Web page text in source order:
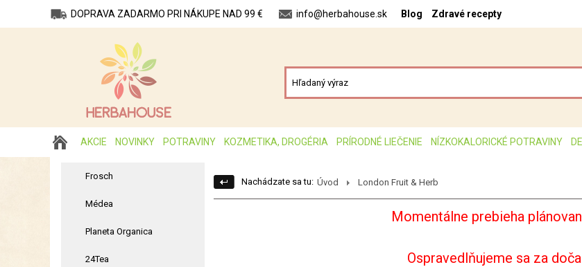
DOPRAVA ZADARMO PRI NÁKUPE NAD 99 € info@herbahouse.sk Blog Zdravé recepty
AKCIE NOVINKY POTRAVINY KOZMETIKA, DROGÉRIA PRÍRODNÉ LIEČENIE NÍZKOKALORICKÉ POTRAVINY
Frosch
Médea
Planeta Organica
24Tea
Nachádzate sa tu: Úvod London Fruit & Herb
Momentálne prebieha
Ospravedlňujeme sa za